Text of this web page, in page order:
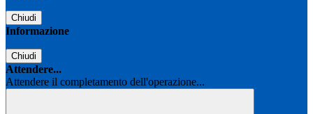
Chiudi
Informazione
Chiudi
Attendere...
Attendere il completamento dell'operazione...